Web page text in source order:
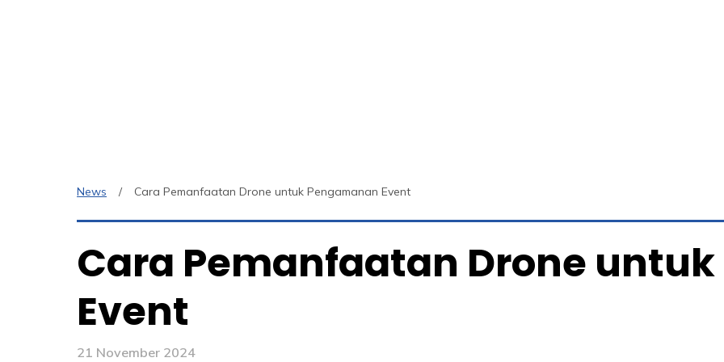
News Cara Pemanfaatan Drone untuk Pengamanan Event
Cara Pemanfaatan Drone
Event
21 November 2024